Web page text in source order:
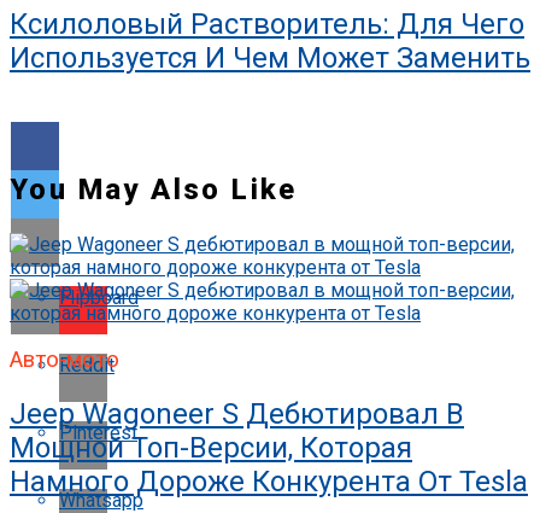
Ксилоловый Растворитель: Для Чего
Используется И Чем Может Заменить
Flipboard
Reddit
Pinterest
Whatsapp
You May Also Like
Авто-мото
Jeep Wagoneer S Дебютировал В
Мощной Топ-Версии, Которая
Намного Дороже Конкурента От Tesla